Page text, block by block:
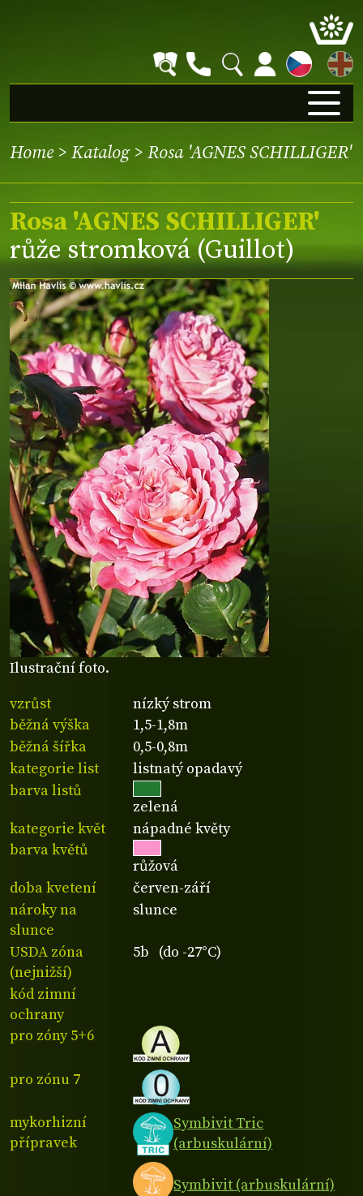
EN
Home > Katalog> Rosa 'AGNES SCHILLIGER'
Ilustrační foto.
Rosa 'AGNES SCHILLIGER'
růže stromková (Guillot)
vzrůst
nízký strom
běžná výška
1,5-1,8m
běžná šířka
0,5-0,8m
kategorie list
listnatý opadavý
barva listů
zelená
kategorie květ
nápadné květy
barva květů
růžová
doba kvetení
červen-září
nároky na
slunce
slunce
USDA zóna
(nejnižší)
5b (do -27°C)
kód zimní
ochrany
pro zóny 5+6
pro zónu 7
mykorhizní
přípravek
Symbivit Tric
(arbuskulární)
Symbivit (arbuskulární)